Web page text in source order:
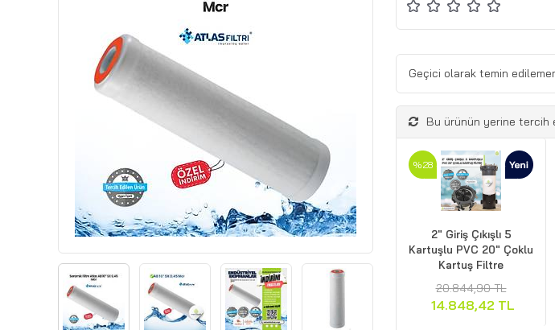
Geçici olarak temin
Bu ürünün yerine tercih
2" Giriş Çıkışlı 5
Kartuşlu PVC 20" Çoklu
Kartuş Filtre
20.844,90 TL
14.848,42 TL
%28